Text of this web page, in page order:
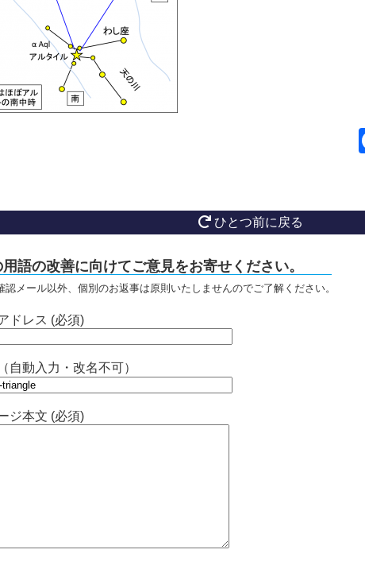
ひとつ前に戻る
用語の改善に向けてご意見をお寄せください。
認メール以外、個別のお返事は原則いたしませんのでご了解ください。
ドレス (必須)
自動入力・改名不可）
ジ本文 (必須)